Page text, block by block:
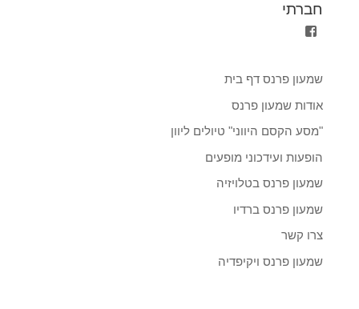
חברתי
fref=ts
Facebook
שמעון פרנס דף בית
אודות שמעון פרנס
"מסע הקסם היווני" טיולים ליוון
הופעות ועידכוני מופעים
שמעון פרנס בטלויזיה
שמעון פרנס ברדיו
צרו קשר
שמעון פרנס ויקיפדיה